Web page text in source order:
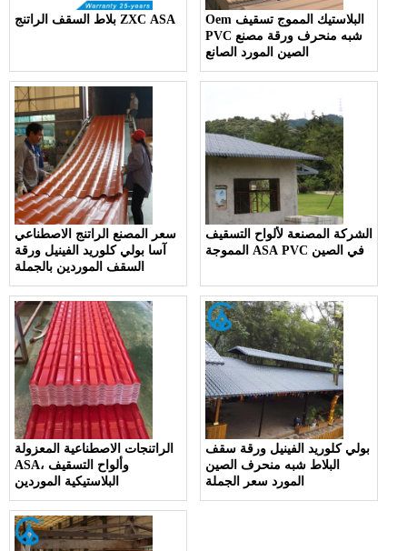
بلاط السقف الراتنج ZXC ASA
Oem البلاستيك المموج تسقيف
PVC شبه منحرف ورقة مصنع
الصين المورد الصانع
سعر المصنع الراتنج الاصطناعي
آسا بولي كلوريد الفينيل ورقة
السقف الموردين بالجملة
الشركة المصنعة لألواح التسقيف
المموجة ASA PVC في الصين
الراتنجات الاصطناعية المعزولة
ASA، وألواح التسقيف
البلاستيكية الموردين
بولي كلوريد الفينيل ورقة سقف
البلاط شبه منحرف الصين
المورد سعر الجملة